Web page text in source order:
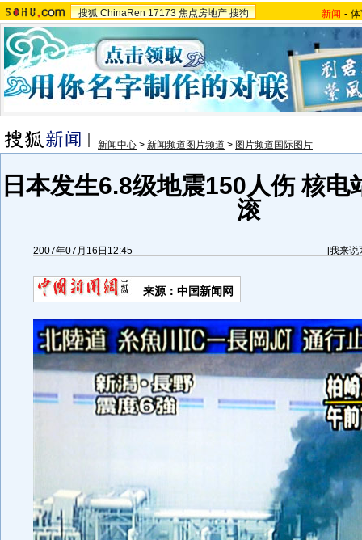
搜狐 ChinaRen 17173 焦点房地产 搜狗 新闻 -
新闻中心 > 新闻频道图片频道 > 图片频道国际图片
日本发生6.8级地震150人伤 核电
滚
2007年07月16日12:45 [我来说
来源：中国新闻网